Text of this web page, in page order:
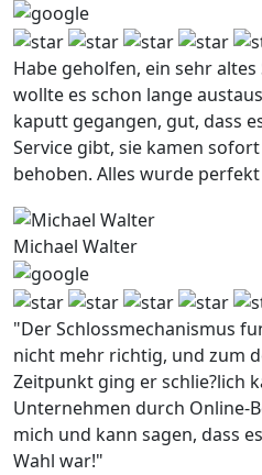
Habe geholfen, ein sehr
wollte es schon lange
kaputt gegangen, gut, dass
Service gibt, sie kamen
behoben. Alles wurde
Michael Walter
"Der Schlossmechanismus
nicht mehr richtig, und zum
Zeitpunkt ging er schlie?lich
Unternehmen durch Online-
mich und kann sagen, dass
Wahl war!"